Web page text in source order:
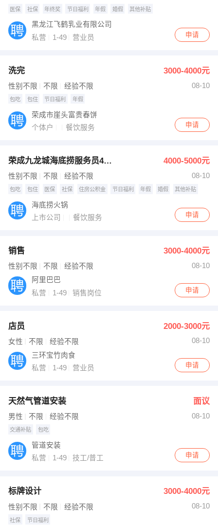
医保 社保 年终奖 节日福利 年假 婚假 其他补贴
黑龙江飞鹤乳业有限公司
私营
1-49 营业员 申请
洗完 3000-4000元
性别不限 不限 经验不限 08-10
包吃 包住 节日福利 年假
荣成市崖头富贵春饼
个体户
餐饮服务 申请
荣成九龙城海底捞服务员4至8千 4000-5000元
性别不限 不限 经验不限 08-10
包吃 包住 医保 社保 住房公积金 节日福利 年假 婚假 其他补贴
海底捞火锅
上市公司
餐饮服务 申请
销售 3000-4000元
性别不限 不限 经验不限
08-10
阿里巴巴
私营
1-49 销售岗位 申请
店员 2000-3000元
女性 不限 经验不限
08-10
三环宝竹肉食
私营
1-49 营业员 申请
天然气管道安装 面议
男性 不限 经验不限 08-10
交通补贴 包吃
管道安装
私营
1-49 技工/普工 申请
标牌设计 3000-4000元
性别不限 不限 经验不限 08-10
社保 节日福利